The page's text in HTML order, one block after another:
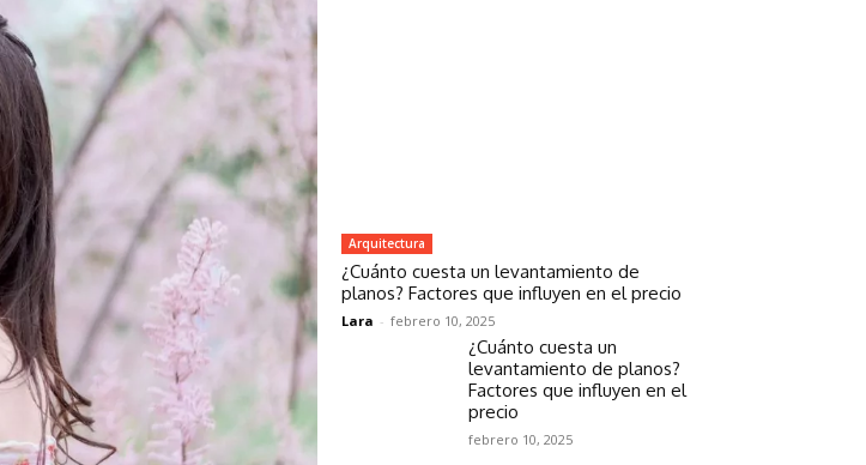
Arquitectura
¿Cuánto cuesta un levantamiento de
planos? Factores que influyen en el precio
Lara - febrero 10, 2025
¿Cuánto cuesta un
levantamiento de planos?
Factores que influyen en el
precio
febrero 10, 2025